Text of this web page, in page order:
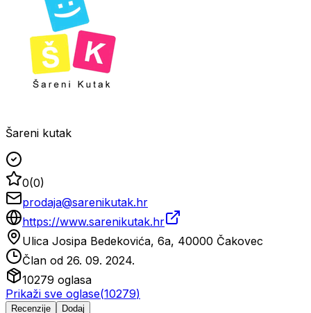
Šareni kutak
0(0)
prodaja@sarenikutak.hr
https://www.sarenikutak.hr
Ulica Josipa Bedekovića, 6a, 40000 Čakovec
Član od 26. 09. 2024.
10279 oglasa
Prikaži sve oglase(10279)
Recenzije Dodaj